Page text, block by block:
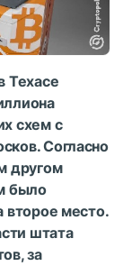
Техасе
схем с
Согласно
другом
было
второе место.
штата
за